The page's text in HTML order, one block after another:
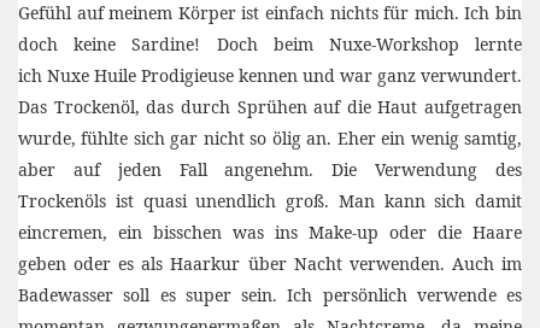
Gefühl auf meinem Körper ist einfach nichts für mich. Ich bin
doch keine Sardine! Doch beim Nuxe-Workshop lernte
ich Nuxe Huile Prodigieuse kennen und war ganz verwundert.
Das Trockenöl, das durch Sprühen auf die Haut aufgetragen
wurde, fühlte sich gar nicht so ölig an. Eher ein wenig samtig,
aber auf jeden Fall angenehm. Die Verwendung des
Trockenöls ist quasi unendlich groß. Man kann sich damit
eincremen, ein bisschen was ins Make-up oder die Haare
geben oder es als Haarkur über Nacht verwenden. Auch im
Badewasser soll es super sein. Ich persönlich verwende es